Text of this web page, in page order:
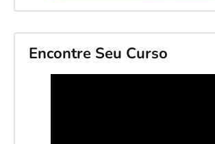
Encontre Seu Curso